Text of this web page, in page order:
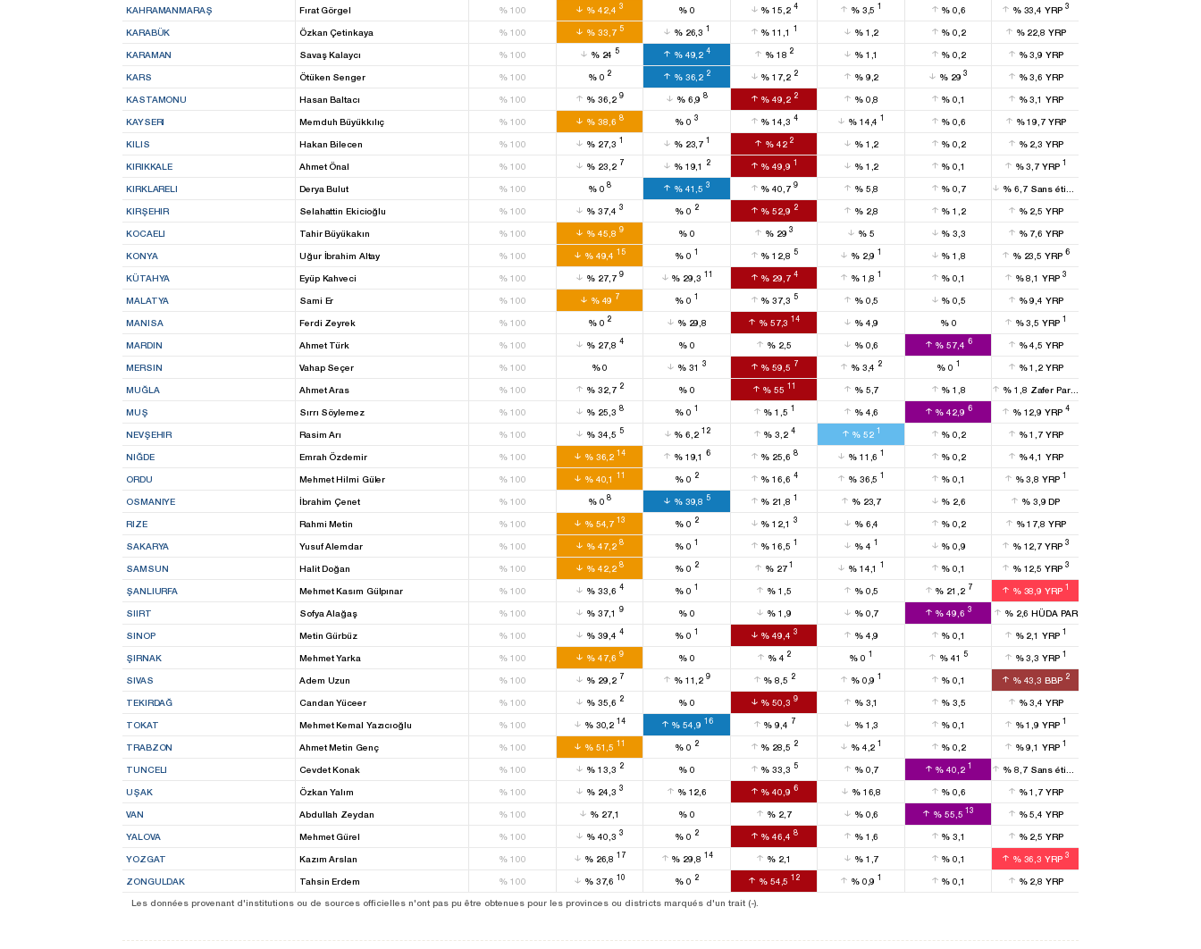
KAHRAMANMARAŞ Fırat Görgel % 100 % 42,4 3 % 0 % 15,2 4 %3,5 1 % 0,6 %33,4YRP 3
KARABÜK Özkan Çetinkaya % 100 % 33,7 5 %26,3 1 % 11,1 1 %1,2 % 0,2 %22,8 YRP
KARAMAN Savaş Kalaycı % 100 %245 %49,24 %18 2 %1,1 % 0,2 %3,9 YRP
KARS Ötüken Senger % 100 %0 2 %36,2 2 % 17,2 2 %9,2 %293 %3,6 YRP
KASTAMONU Hasan Baltacı % 100 % 36,2 9 %6,98 % 49,2 2 %0,8 % 0,1 %3,1 YRP
KAYSERI Memduh Büyükkılıç % 100 % 38,6 8 % 0 3 % 14,3 4 %14,4 1 % 0,6 %19,7 YRP
KILIS Hakan Bilecen % 100 % 27,3 1 %23,7 1 %42 2 %1,2 % 0,2 %2,3 YRP
KIRIKKALE Ahmet Önal % 100 % 23,2 7 %19,1 2 % 49,9 1 %1,2 % 0,1 %3,7YRP 1
KIRKLARELI Derya Bulut % 100 %08 %41,53 % 40,7 9 %5,8 % 0,7 % 6,7 Sans étiquette
KIRŞEHIR Selahattin Ekicioğlu % 100 % 37,4 3 % 0 2 % 52,9 2 %2,8 % 1,2 %2,5 YRP
KOCAELI Tahir Büyükakın % 100 % 45,8 9 % 0 %293 % 5 % 3,3 %7,6 YRP
KONYA Uğur İbrahim Altay % 100 %49,4 15 % 0 1 % 12,8 5 %2,9 1 % 1,8 %23,5YRP 6
KÜTAHYA Eyüp Kahveci % 100 % 27,7 9 % 29,3 11 % 29,7 4 %1,8 1 % 0,1 %8,1YRP 3
MALATYA Sami Er % 100 %49 7 % 0 1 % 37,3 5 %0,5 % 0,5 %9,4 YRP
MANISA Ferdi Zeyrek % 100 %0 2 %29,8 %57,3 14 %4,9 %0 %3,5YRP 1
MARDIN Ahmet Türk % 100 % 27,8 4 % 0 % 2,5 %0,6 % 57,4 6 %4,5 YRP
MERSIN Vahap Seçer % 100 %0 % 31 3 % 59,5 7 %3,4 2 %0 1 %1,2 YRP
MUĞLA Ahmet Aras % 100 % 32,7 2 % 0 % 55 11 %5,7 % 1,8 % 1,8 Zafer Partisi
MUŞ Sırrı Söylemez % 100 % 25,3 8 % 0 1 % 1,5 1 %4,6 % 42,9 6 %12,9YRP 4
NEVŞEHIR Rasim Arı % 100 % 34,5 5 % 6,2 12 % 3,2 4 % 52 1 % 0,2 %1,7 YRP
NIĞDE Emrah Özdemir % 100 %36,2 14 %19,16 % 25,6 8 %11,6 1 % 0,2 %4,1 YRP
ORDU Mehmet Hilmi Güler % 100 %40,1 11 % 0 2 % 16,6 4 %36,5 1 % 0,1 %3,8YRP 1
OSMANIYE İbrahim Çenet % 100 %08 %39,85 % 21,8 1 %23,7 % 2,6 %3,9DP
RIZE Rahmi Metin % 100 %54,7 13 % 0 2 % 12,1 3 %6,4 % 0,2 %17,8 YRP
SAKARYA Yusuf Alemdar % 100 % 47,2 8 % 0 1 % 16,5 1 % 4 1 % 0,9 %12,7YRP 3
SAMSUN Halit Doğan % 100 % 42,2 8 % 0 2 %27 1 %14,1 1 % 0,1 %12,5YRP 3
ŞANLIURFA Mehmet Kasım Gülpınar % 100 % 33,6 4 % 0 1 % 1,5 %0,5 % 21,2 7 %38,9YRP 1
SIIRT Sofya Alağaş % 100 % 37,1 9 % 0 % 1,9 %0,7 % 49,6 3 %2,6HÜDA PAR
SINOP Metin Gürbüz % 100 % 39,4 4 % 0 1 % 49,4 3 %4,9 % 0,1 %2,1YRP 1
ŞIRNAK Mehmet Yarka % 100 % 47,6 9 % 0 %4 2 % 0 1 %415 %3,3YRP 1
SIVAS Adem Uzun % 100 % 29,2 7 %11,29 % 8,5 2 %0,9 1 % 0,1 %43,3BBP 2
TEKIRDAĞ Candan Yüceer % 100 % 35,6 2 % 0 % 50,3 9 %3,1 % 3,5 %3,4 YRP
TOKAT Mehmet Kemal Yazıcıoğlu % 100 %30,2 14 % 54,9 16 % 9,4 7 %1,3 % 0,1 %1,9YRP 1
TRABZON Ahmet Metin Genç % 100 %51,5 11 % 0 2 % 28,5 2 %4,2 1 % 0,2 %9,1YRP 1
TUNCELI Cevdet Konak % 100 % 13,3 2 % 0 % 33,3 5 %0,7 % 40,2 1 % 8,7 Sans étiquette
UŞAK Özkan Yalım % 100 % 24,3 3 %12,6 % 40,9 6 %16,8 % 0,6 %1,7 YRP
VAN Abdullah Zeydan % 100 % 27,1 % 0 % 2,7 %0,6 %55,5 13 %5,4 YRP
YALOVA Mehmet Gürel % 100 % 40,3 3 % 0 2 % 46,4 8 %1,6 % 3,1 %2,5 YRP
YOZGAT Kazım Arslan % 100 %26,8 17 % 29,8 14 % 2,1 %1,7 % 0,1 %36,3YRP 3
ZONGULDAK Tahsin Erdem % 100 %37,6 10 % 0 2 %54,5 12 %0,9 1 % 0,1 %2,8 YRP
Les données provenant d'institutions ou de sources officielles n'ont pas pu être obtenues pour les provinces ou districts marqués d'un trait (-).